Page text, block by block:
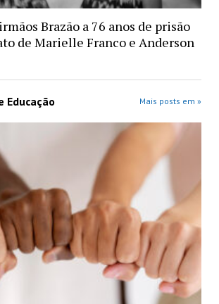
Brazão a 76 anos de prisão
de Marielle Franco e Anderson
Educação Mais posts em »